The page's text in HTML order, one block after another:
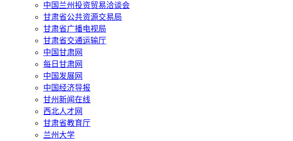
中国兰州投资贸易洽谈会
甘肃省公共资源交易局
甘肃省广播电视局
甘肃省交通运输厅
中国甘肃网
每日甘肃网
中国发展网
中国经济导报
甘州新闻在线
西北人才网
甘肃省教育厅
兰州大学